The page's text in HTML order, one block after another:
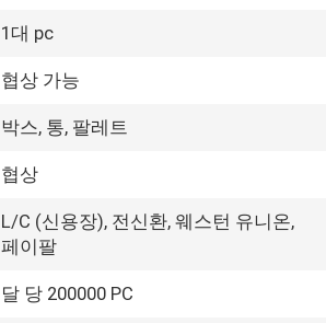
1대 pc
협상 가능
박스, 통, 팔레트
협상
L/C (신용장), 전신환, 웨스턴 유니온,
페이팔
달 당 200000 PC